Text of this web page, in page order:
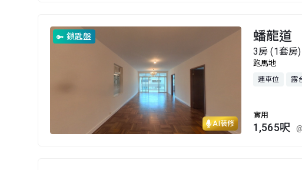
AI裝修
鎖匙盤 蟠龍道
3房 (1套房)
跑馬地
連車位 露
實用
1,565呎